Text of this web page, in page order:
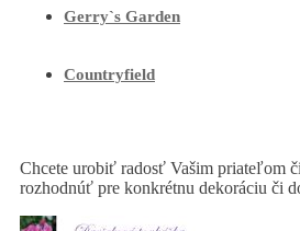
Gerry`s Garden
Countryfield
Chcete urobiť radosť Vašim priateľom
rozhodnúť pre konkrétnu dekoráciu či